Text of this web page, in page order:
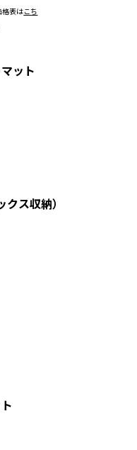
格表はこち
ット
ス収納）